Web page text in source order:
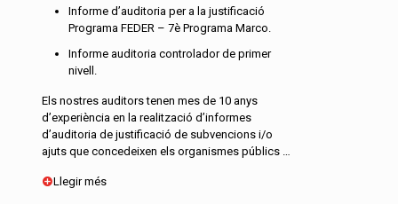
Informe d’auditoria per a la justificació
Programa FEDER – 7è Programa Marco.
Informe auditoria controlador de primer
nivell.
Els nostres auditors tenen mes de 10 anys
d’experiència en la realització d’informes
d’auditoria de justificació de subvencions i/o
ajuts que concedeixen els organismes públics …
Llegir més